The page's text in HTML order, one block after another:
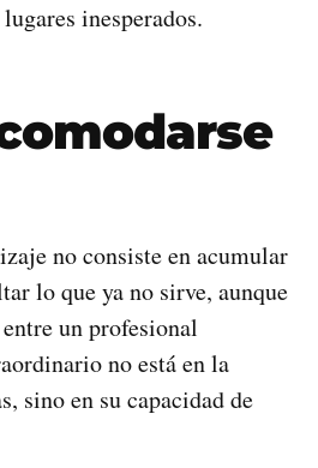
inesperados.
no consiste en acumular
lo que ya no sirve, aunque
un profesional
no está en la
sino en su capacidad de